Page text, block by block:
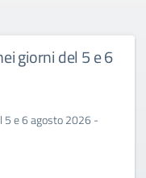
giorni del 5 e 6
5 e 6 agosto 2026 -